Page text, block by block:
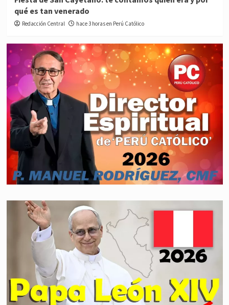
qué es tan venerado
Redacción Central hace 3 horas en Perú Católico